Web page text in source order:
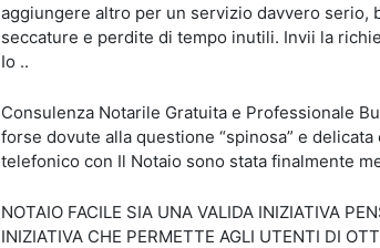
aggiungere altro per un servizio davvero serio,
seccature e perdite di tempo inutili. Invii la
Io ..
Consulenza Notarile Gratuita e Professionale
forse dovute alla questione “spinosa” e
telefonico con Il Notaio sono stata finalmente
NOTAIO FACILE SIA UNA VALIDA INIZIATIVA
INIZIATIVA CHE PERMETTE AGLI UTENTI DI